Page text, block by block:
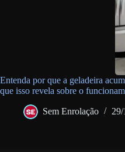
Entenda por que a geladeira
que isso revela sobre o
Sem Enrolação